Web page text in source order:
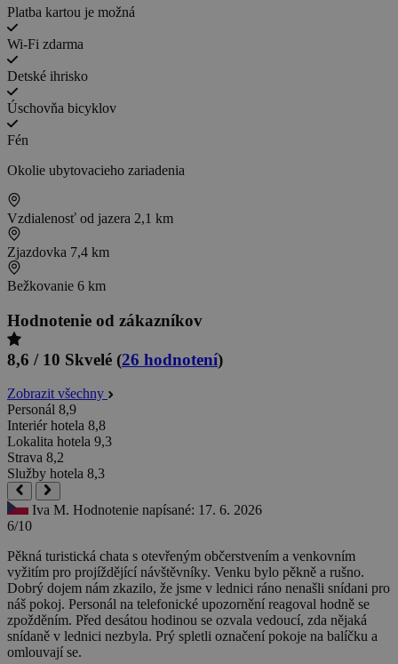
Platba kartou je možná
Wi-Fi zdarma
Detské ihrisko
Úschovňa bicyklov
Fén
Okolie ubytovacieho zariadenia
Vzdialenosť od jazera 2,1 km
Zjazdovka 7,4 km
Bežkovanie 6 km
Hodnotenie od zákazníkov
8,6 / 10 Skvelé (26 hodnotení)
Zobrazit všechny
Personál 8,9
Interiér hotela 8,8
Lokalita hotela 9,3
Strava 8,2
Služby hotela 8,3
Iva M. Hodnotenie napísané: 17. 6. 2026
6/10
Pěkná turistická chata s otevřeným občerstvením a venkovním
vyžitím pro projíždějící návštěvníky. Venku bylo pěkně a rušno.
Dobrý dojem nám zkazilo, že jsme v lednici ráno nenašli snídani pro
náš pokoj. Personál na telefonické upozornění reagoval hodně se
zpožděním. Před desátou hodinou se ozvala vedoucí, zda nějaká
snídaně v lednici nezbyla. Prý spletli označení pokoje na balíčku a
omlouvají se.